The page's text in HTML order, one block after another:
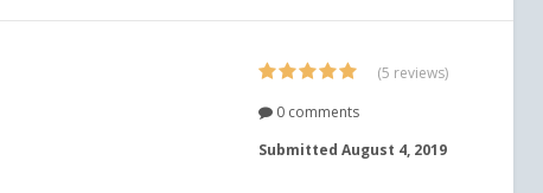
(5 reviews)
0 comments
Submitted August 4, 2019